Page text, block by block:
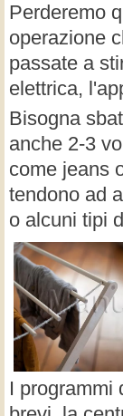
Perderemo
operazione
passate a
elettrica,
Bisogna
anche 2-3
come jeans
tendono ad
o alcuni tipi
I programmi